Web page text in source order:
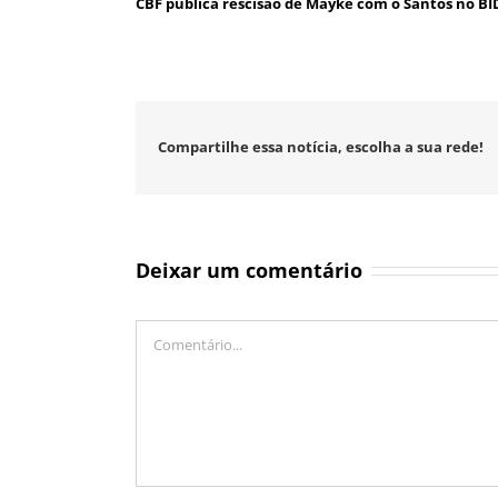
Compartilhe essa notícia, escolha a sua rede!
Deixar um comentário